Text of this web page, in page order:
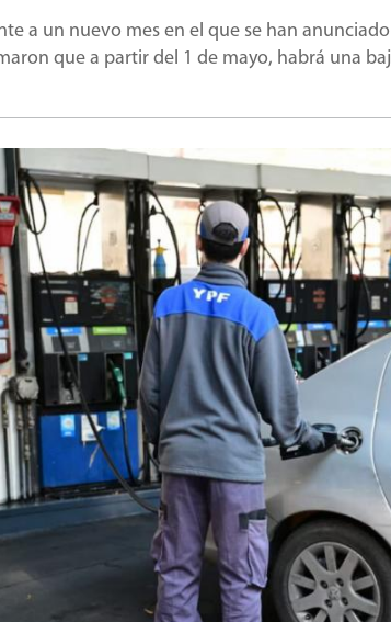
a un nuevo mes en el que se han
que a partir del 1 de mayo, habrá una